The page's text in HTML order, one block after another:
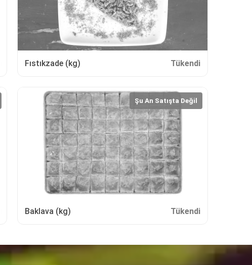
Fıstıkzade (kg) Tükendi
Şu An Satışta Değil
Baklava (kg) Tükendi